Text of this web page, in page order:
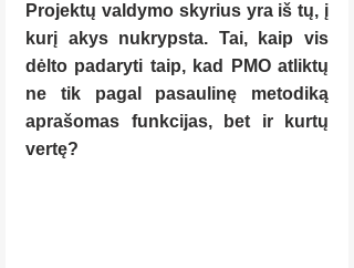
Projektų valdymo skyrius yra iš tų, į
kurį akys nukrypsta. Tai, kaip vis
dėlto padaryti taip, kad PMO atliktų
ne tik pagal pasaulinę metodiką
aprašomas funkcijas, bet ir kurtų
vertę?